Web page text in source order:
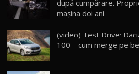
26:38
25
mai Exclusiv și
Moldova
32:21
26
după cumpărare.
maşina doi ani
(video) Test Drive:
100 – cum merge pe